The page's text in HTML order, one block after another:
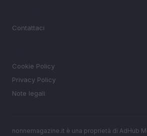
Contattaci
Cookie Policy
Privacy Policy
Note legali
nonnemagazine.it è una proprietà di AdHub